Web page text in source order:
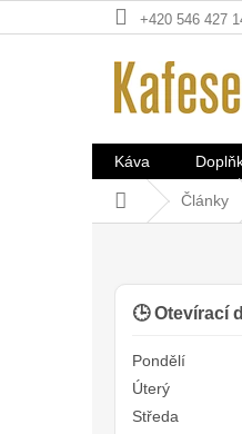
na
+420 546 427
Káva
Domů Články
🕒 Otevírací
Pondělí
Úterý
Středa